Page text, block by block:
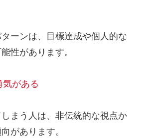
ーンは、目標達成や個人的な
性があります。
気がある
まう人は、非伝統的な視点か
があります。